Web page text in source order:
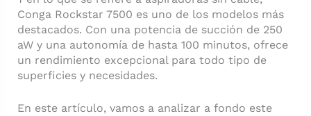
Conga Rockstar 7500 es uno de los modelos más
destacados. Con una potencia de succión de 250
aW y una autonomía de hasta 100 minutos, ofrece
un rendimiento excepcional para todo tipo de
superficies y necesidades.
En este artículo, vamos a analizar a fondo este